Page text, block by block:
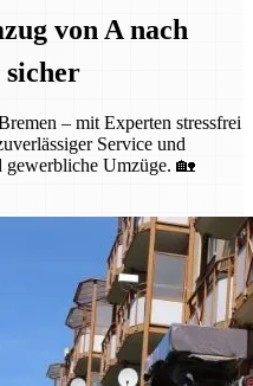
von A nach
– mit Experten stressfrei
Service und
gewerbliche Umzüge. 🏡